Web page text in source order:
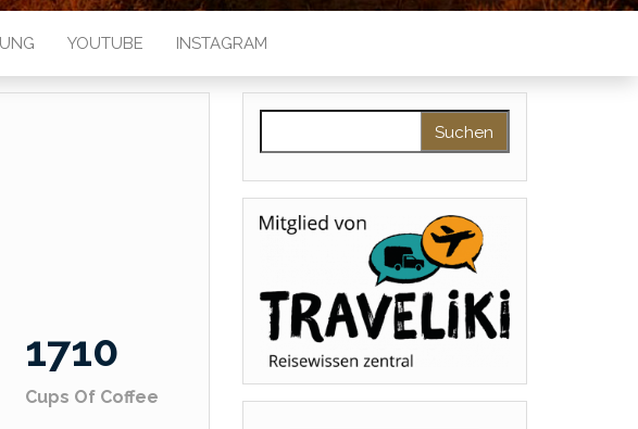
YOUTUBE INSTAGRAM
1710
Cups Of Coffee